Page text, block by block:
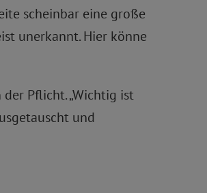
scheinbar eine große
unerkannt. Hier könne
Pflicht. „Wichtig ist
und